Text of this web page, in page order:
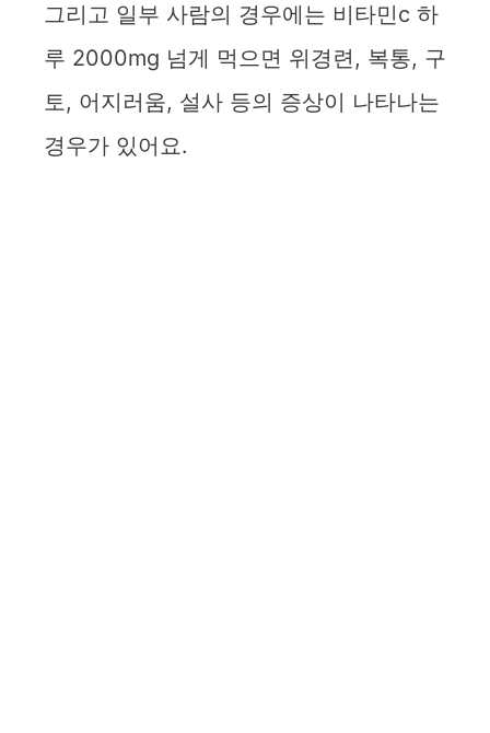
그리고 일부 사람의 경우에는 비타민c 하
루 2000mg 넘게 먹으면 위경련, 복통, 구
토, 어지러움, 설사 등의 증상이 나타나는
경우가 있어요.